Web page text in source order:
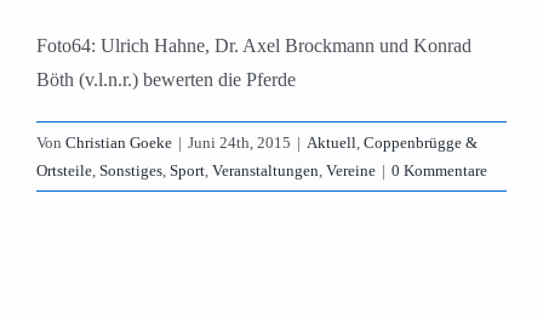
Foto64: Ulrich Hahne, Dr. Axel Brockmann und Konrad
Böth (v.l.n.r.) bewerten die Pferde
Von Christian Goeke | Juni 24th, 2015 | Aktuell, Coppenbrügge &
Ortsteile, Sonstiges, Sport, Veranstaltungen, Vereine | 0 Kommentare